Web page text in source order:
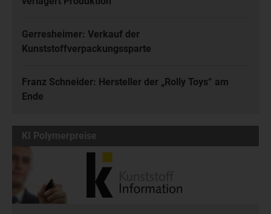
Gerresheimer: Verkauf der
Kunststoffverpackungssparte
Franz Schneider: Hersteller der „Rolly Toys“ am
Ende
KI Polymerpreise